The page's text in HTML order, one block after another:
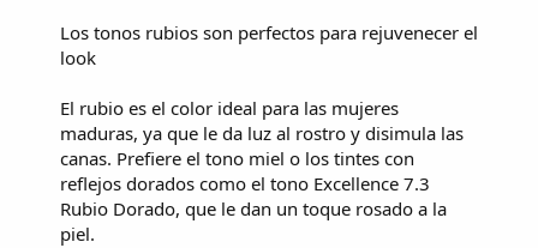
Los tonos rubios son perfectos para rejuvenecer el
look
El rubio es el color ideal para las mujeres
maduras, ya que le da luz al rostro y disimula las
canas. Prefiere el tono miel o los tintes con
reflejos dorados como el tono Excellence 7.3
Rubio Dorado, que le dan un toque rosado a la
piel.